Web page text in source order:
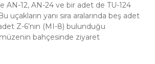
AN-12, AN-24 ve bir adet de TU-124
uçakların yanı sıra aralarında beş adet
Z-6’nın (MI-8) bulunduğu
bahçesinde ziyaret